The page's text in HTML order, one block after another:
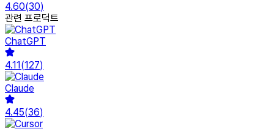
4.60(30)
관련 프로덕트
ChatGPT
4.11(127)
Claude
4.45(36)